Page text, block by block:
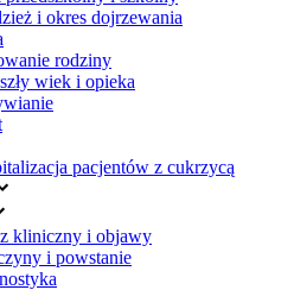
i okres dojrzewania
rodziny
wiek i opieka
pacjentów z cukrzycą
kliniczny i objawy
i powstanie